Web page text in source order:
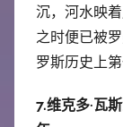
沉，河水映
之时便已被
罗斯历史上
7.维克多·瓦